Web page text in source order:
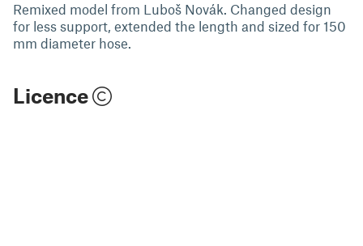
Remixed model from Luboš Novák. Changed design
for less support, extended the length and sized for 150
mm diameter hose.
Licence